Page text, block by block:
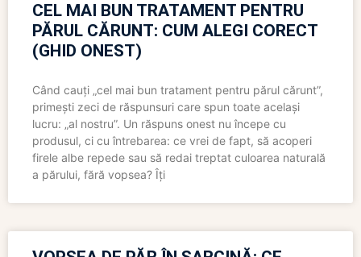
CEL MAI BUN TRATAMENT PENTRU
PĂRUL CĂRUNT: CUM ALEGI CORECT
(GHID ONEST)
Când cauți „cel mai bun tratament pentru părul cărunt”,
primești zeci de răspunsuri care spun toate același
lucru: „al nostru”. Un răspuns onest nu începe cu
produsul, ci cu întrebarea: ce vrei de fapt, să acoperi
firele albe repede sau să redai treptat culoarea naturală
a părului, fără vopsea? Îți